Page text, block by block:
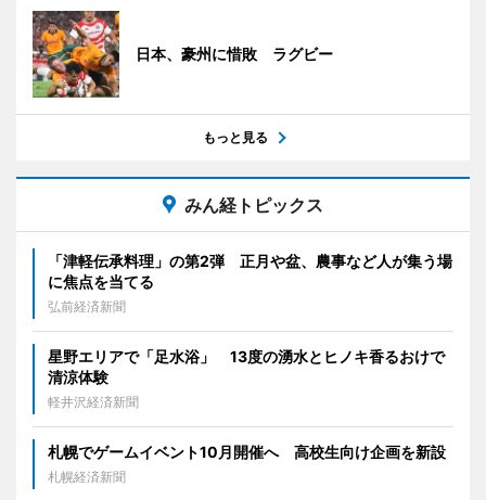
日本、豪州に惜敗 ラグビー
もっと見る
みん経トピックス
「津軽伝承料理」の第2弾 正月や盆、農事など人が集う場
に焦点を当てる
弘前経済新聞
星野エリアで「足水浴」 13度の湧水とヒノキ香るおけで
清涼体験
軽井沢経済新聞
札幌でゲームイベント10月開催へ 高校生向け企画を新設
札幌経済新聞